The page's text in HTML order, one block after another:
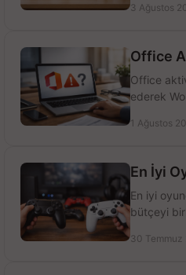
3 Ağustos
Office
Office
ederek
1 Ağustos
En İyi
En iyi
bütçeyi
30 Temmuz